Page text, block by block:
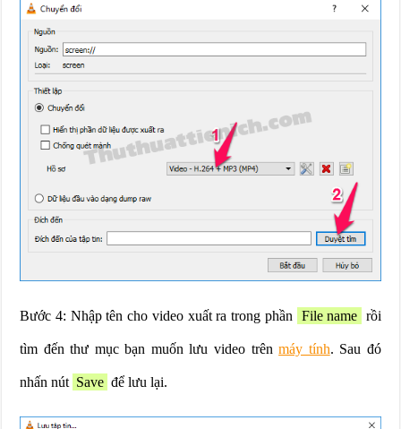
Bước 4: Nhập tên cho video xuất ra trong phần File name rồi
tìm đến thư mục bạn muốn lưu video trênmáy tính. Sau đó
nhấn nút Save để lưu lại.